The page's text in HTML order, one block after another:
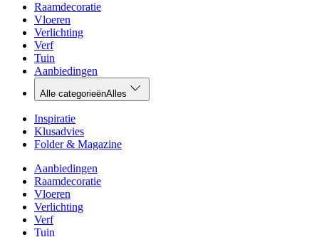
Raamdecoratie
Vloeren
Verlichting
Verf
Tuin
Aanbiedingen
Alle categorieënAlles
Inspiratie
Klusadvies
Folder & Magazine
Aanbiedingen
Raamdecoratie
Vloeren
Verlichting
Verf
Tuin